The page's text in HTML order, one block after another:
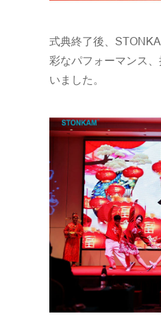
式典終了後、
彩なパフォーマンス
いました。